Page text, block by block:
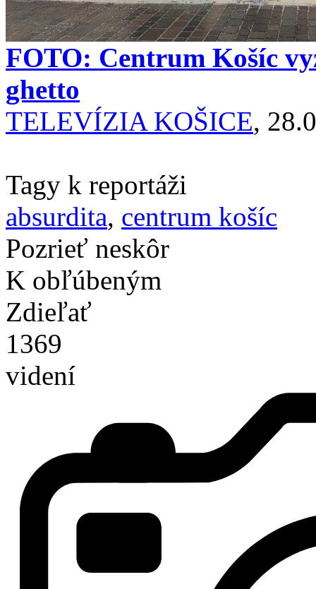
FOTO: Centrum Košíc
ghetto
TELEVÍZIA KOŠICE,
Tagy k reportáži
absurdita, centrum košíc
Pozrieť neskôr
K obľúbeným
Zdieľať
1369
videní